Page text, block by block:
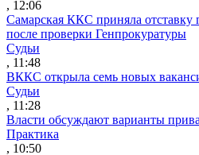
, 12:06
Самарская ККС приняла отставку
после проверки Генпрокуратуры
Судьи
, 11:48
ВККС открыла семь новых
Судьи
, 11:28
Власти обсуждают варианты
Практика
, 10:50